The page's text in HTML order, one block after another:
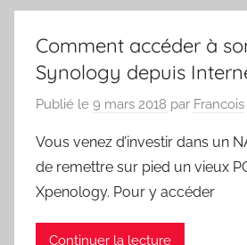
Comment accéder à
Synology depuis
Publié le 9 mars 2018 par Francois
Vous venez d’investir dans un
de remettre sur pied un vieux
Xpenology. Pour y accéder
Continuer la lecture